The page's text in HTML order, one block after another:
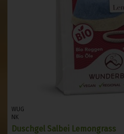
WUG
NK
Duschgel Salbei Lemongrass